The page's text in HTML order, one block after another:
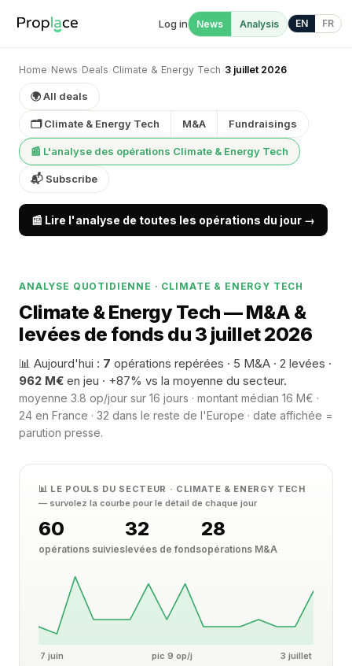
Log in News Analysis EN FR
Home› News› Deals› Climate & Energy Tech› 3 juillet 2026
🌍 All deals
🗂 Climate & Energy Tech M&A Fundraisings
📰 L'analyse des opérations Climate & Energy Tech
📬 Subscribe
📰 Lire l'analyse de toutes les opérations du jour →
ANALYSE QUOTIDIENNE · CLIMATE & ENERGY TECH
Climate & Energy Tech — M&A &
levées de fonds du 3 juillet 2026
📊 Aujourd'hui : 7 opérations repérées · 5 M&A · 2 levées ·
962 M€ en jeu · +87% vs la moyenne du secteur.
moyenne 3.8 op/jour sur 16 jours · montant médian 16 M€ ·
24 en France · 32 dans le reste de l'Europe · date affichée =
parution presse.
📊 LE POULS DU SECTEUR · CLIMATE & ENERGY TECH
— survolez la courbe pour le détail de chaque jour
60
opérations suivies
32
levées de fonds
28
opérations M&A
7 juin pic 9 op/j 3 juillet